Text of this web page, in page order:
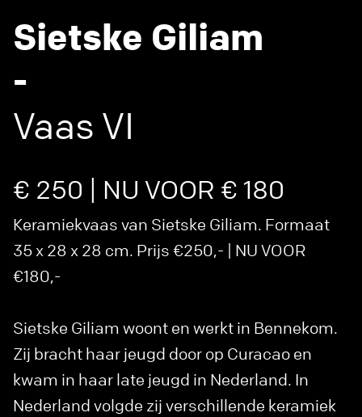
Sietske Giliam
-
Vaas VI
€ 250 | NU VOOR € 180
Keramiekvaas van Sietske Giliam. Formaat
35 x 28 x 28 cm. Prijs €250,- | NU VOOR
€180,-
Sietske Giliam woont en werkt in Bennekom.
Zij bracht haar jeugd door op Curacao en
kwam in haar late jeugd in Nederland. In
Nederland volgde zij verschillende keramiek